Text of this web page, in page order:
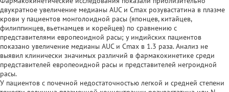
двукратное увеличение медианы AUC и Cmax розувастатина в плазме
крови у пациентов монголоидной расы (японцев, китайцев,
филиппинцев, вьетнамцев и корейцев) по сравнению с
представителями европеоидной расы; у индийских пациентов
показано увеличение медианы AUC и Cmax в 1.3 раза. Анализ не
выявил клинически значимых различий в фармакокинетике среди
представителей европеоидной расы и представителей негроидной
расы.
У пациентов с почечной недостаточностью легкой и средней степени